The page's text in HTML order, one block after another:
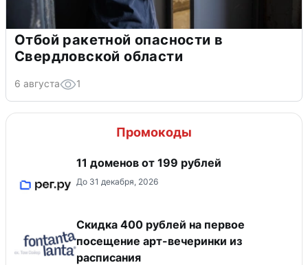
Отбой ракетной опасности в
Свердловской области
6 августа 1
Промокоды
11 доменов от 199 рублей
До 31 декабря, 2026
Cкидка 400 рублей на первое
посещение арт-вечеринки из
расписания